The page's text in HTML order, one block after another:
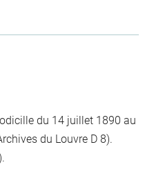
du 14 juillet 1890 au
du Louvre D 8).